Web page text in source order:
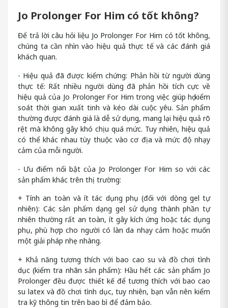
Jo Prolonger For Him có tốt không?
Để trả lời câu hỏi liệu Jo Prolonger For Him có tốt không,
chúng ta cần nhìn vào hiệu quả thực tế và các đánh giá
khách quan.
- Hiệu quả đã được kiểm chứng: Phản hồi từ người dùng
thực tế: Rất nhiều người dùng đã phản hồi tích cực về
hiệu quả của Jo Prolonger For Him trong việc giúp họ kiểm
soát thời gian xuất tinh và kéo dài cuộc yêu. Sản phẩm
thường được đánh giá là dễ sử dụng, mang lại hiệu quả rõ
rệt mà không gây khó chịu quá mức. Tuy nhiên, hiệu quả
có thể khác nhau tùy thuộc vào cơ địa và mức độ nhạy
cảm của mỗi người.
- Ưu điểm nổi bật của Jo Prolonger For Him so với các
sản phẩm khác trên thị trường:
+ Tính an toàn và ít tác dụng phụ (đối với dòng gel tự
nhiên): Các sản phẩm dạng gel sử dụng thành phần tự
nhiên thường rất an toàn, ít gây kích ứng hoặc tác dụng
phụ, phù hợp cho người có làn da nhạy cảm hoặc muốn
một giải pháp nhẹ nhàng.
+ Khả năng tương thích với bao cao su và đồ chơi tình
dục (kiểm tra nhãn sản phẩm): Hầu hết các sản phẩm Jo
Prolonger đều được thiết kế để tương thích với bao cao
su latex và đồ chơi tình dục, tuy nhiên, bạn vẫn nên kiểm
tra kỹ thông tin trên bao bì để đảm bảo.